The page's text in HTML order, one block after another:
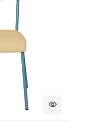
visibility